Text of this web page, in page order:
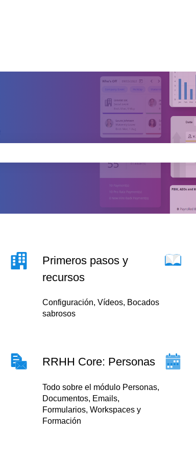
Primeros pasos y
recursos
Configuración, Vídeos, Bocados
sabrosos
RRHH Core: Personas
Todo sobre el módulo Personas,
Documentos, Emails,
Formularios, Workspaces y
Formación